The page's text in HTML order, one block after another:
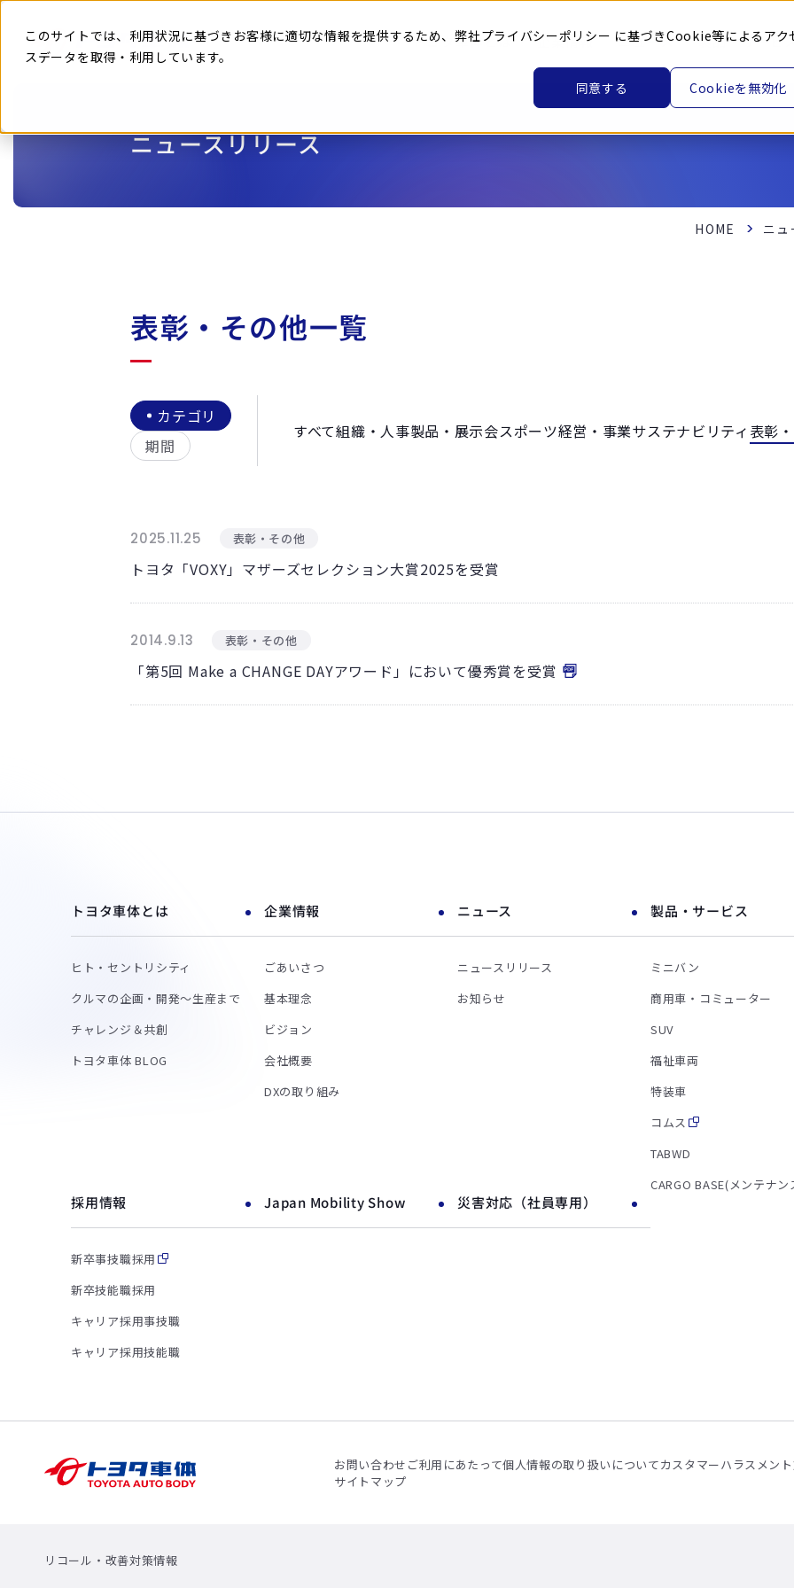
このサイトでは、利用状況に基づきお客様に適切な情報を提供するため、弊社プライバシーポリシー に基づきCookie等によるアク
スデータを取得・利用しています。
同意する
Cookieを無効化
本
トヨタ車体とは 企業情報 ニュース 製品・サービ
ニュースリリース
HOME ニュ
表彰・その他一覧
カテゴリ
期間
すべて組織・人事製品・展示会スポーツ経営・事業サステナビリティ 表彰
2025.11.25 表彰・その他
トヨタ「VOXY」マザーズセレクション大賞2025を受賞
2014.9.13 表彰・その他
「第5回 Make a CHANGE DAYアワード」において優秀賞を受賞
トヨタ車体とは
ヒト・セントリシティ
クルマの企画・開発～生産まで
チャレンジ＆共創
トヨタ車体 BLOG
企業情報
ごあいさつ
基本理念
ビジョン
会社概要
DXの取り組み
ニュース
ニュースリリース
お知らせ
製品・サービス
ミニバン
商用車・コミューター
SUV
福祉車両
特装車
コムス
TABWD
CARGO BASE(メンテナン
採用情報
新卒事技職採用
新卒技能職採用
キャリア採用事技職
キャリア採用技能職
Japan Mobility Show 災害対応（社員専用）
お問い合わせ ご利用にあたって個人情報の取り扱いについてカスタマーハラスメン
サイトマップ
リコール・改善対策情報